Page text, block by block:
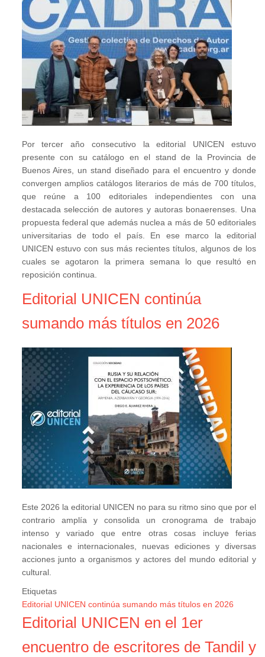
Por tercer año consecutivo la editorial UNICEN estuvo
presente con su catálogo en el stand de la Provincia de
Buenos Aires, un stand diseñado para el encuentro y donde
convergen amplios catálogos literarios de más de 700 títulos,
que reúne a 100 editoriales independientes con una
destacada selección de autores y autoras bonaerenses. Una
propuesta federal que además nuclea a más de 50 editoriales
universitarias de todo el país. En ese marco la editorial
UNICEN estuvo con sus más recientes títulos, algunos de los
cuales se agotaron la primera semana lo que resultó en
reposición continua.
Editorial UNICEN continúa
sumando más títulos en 2026
Este 2026 la editorial UNICEN no para su ritmo sino que por el
contrario amplía y consolida un cronograma de trabajo
intenso y variado que entre otras cosas incluye ferias
nacionales e internacionales, nuevas ediciones y diversas
acciones junto a organismos y actores del mundo editorial y
cultural.
Etiquetas
Editorial UNICEN continúa sumando más títulos en 2026
Editorial UNICEN en el 1er
encuentro de escritores de Tandil y